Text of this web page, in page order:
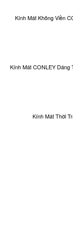
Kính Mát Không Viền
Kính Mát CONLEY Dáng
Kính Mát Thời